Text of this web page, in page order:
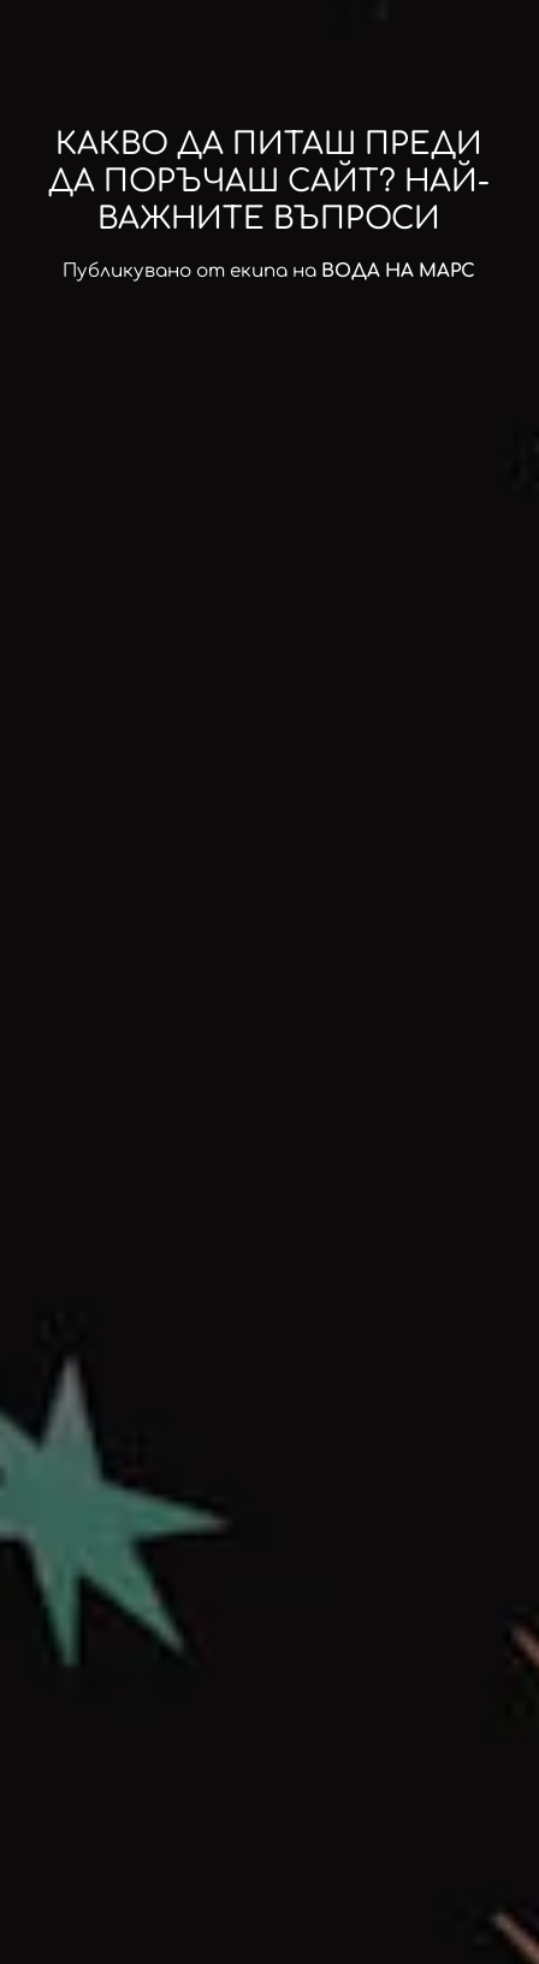
КАКВО ДА ПИТАШ ПРЕДИ
ДА ПОРЪЧАШ САЙТ? НАЙ-
ВАЖНИТЕ ВЪПРОСИ
Публикувано от екипа на ВОДА НА МАРС